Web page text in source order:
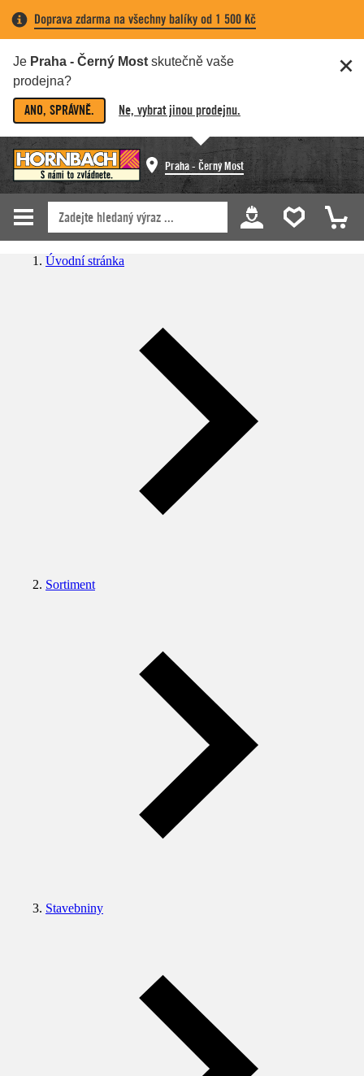
Doprava zdarma na všechny balíky od 1 500 Kč
Je Praha - Černý Most skutečně vaše
prodejna?
ANO, SPRÁVNĚ. Ne, vybrat jinou prodejnu.
Praha - Černý Most
Úvodní stránka
Sortiment
Stavebniny